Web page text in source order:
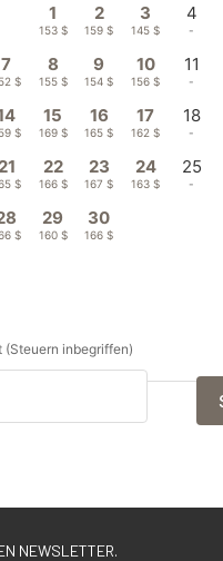
1
153 $
2
159 $
3
145 $
4
-
7
$
8
155 $
9
154 $
10
156 $
11
-
$
15
169 $
16
165 $
17
162 $
18
-
21
$
22
166 $
23
167 $
24
163 $
25
-
$
29
160 $
30
166 $
(Steuern inbegriffen)
NEWSLETTER.